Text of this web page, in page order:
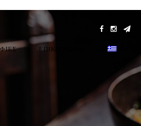
ΕΠΙΚΟΙΝΩΝΊΑ